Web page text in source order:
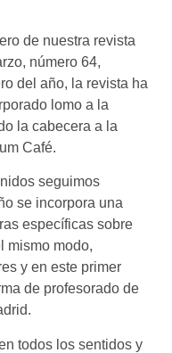
de nuestra revista
número 64,
del año, la revista ha
lomo a la
la cabecera a la
Café.
seguimos
se incorpora una
específicas sobre
mismo modo,
y en este primer
de profesorado de
todos los sentidos y